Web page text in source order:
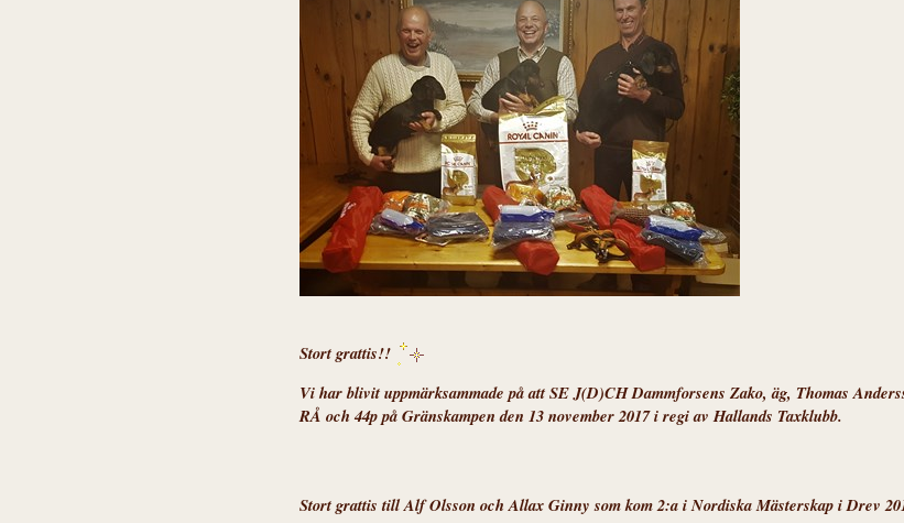
Stort grattis!!
Vi har blivit uppmärksammade på att SE J(D)CH Dammforsens Zako, äg, Thomas
RÅ och 44p på Gränskampen den 13 november 2017 i regi av Hallands Taxklubb.
Stort grattis till Alf Olsson och Allax Ginny som kom 2:a i Nordiska Mästerskap i Drev